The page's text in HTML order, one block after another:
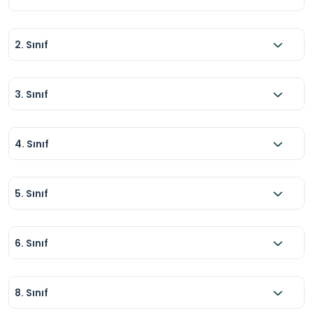
2. Sınıf
3. Sınıf
4. Sınıf
5. Sınıf
6. Sınıf
8. Sınıf